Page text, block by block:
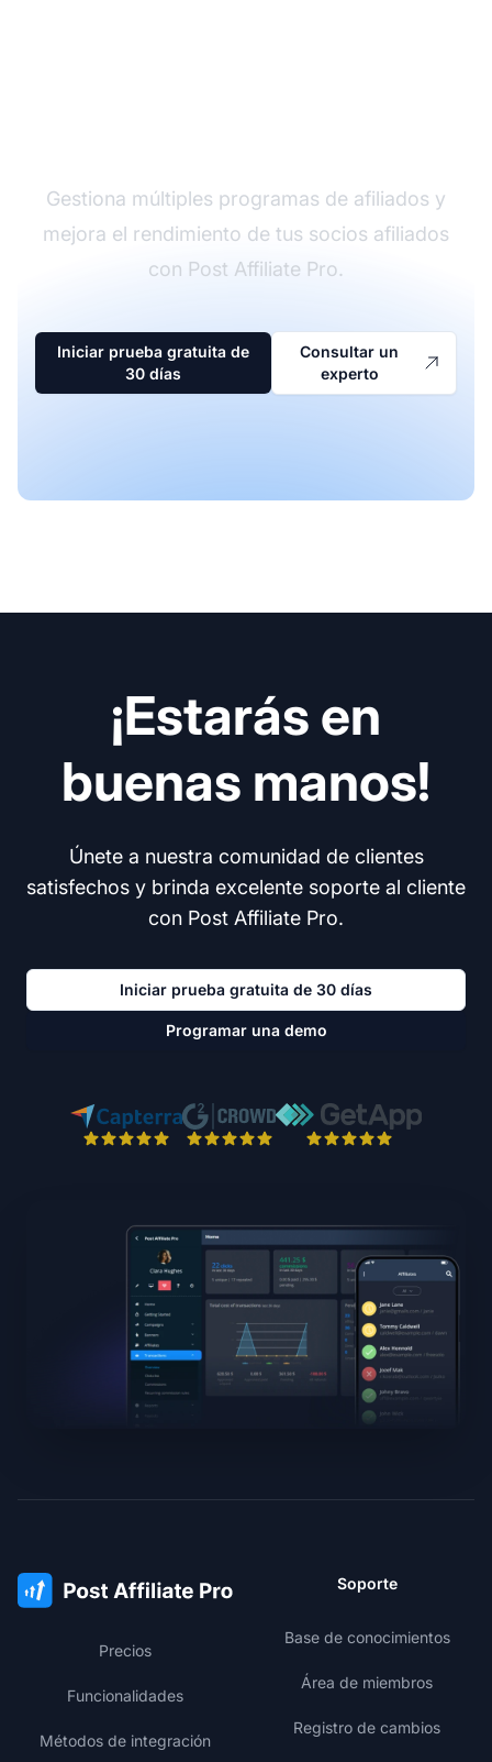
Gestiona múltiples programas de afiliados y
mejora el rendimiento de tus socios afiliados
con Post Affiliate Pro.
Iniciar prueba gratuita de
30 días
Consultar un
experto
¡Estarás en
buenas manos!
Únete a nuestra comunidad de clientes
satisfechos y brinda excelente soporte al cliente
con Post Affiliate Pro.
Iniciar prueba gratuita de 30 días
Programar una demo
Precios
Funcionalidades
Métodos de integración
Soporte
Base de conocimientos
Área de miembros
Registro de cambios